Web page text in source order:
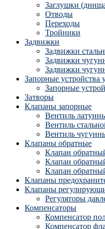
Заглушки
Отводы
Переходы
Тройники
Задвижки
Задвижки
Задвижки
Задвижки
Запорные устройства
Запорные
Затворы
Клапаны запорные
Вентиль
Вентиль
Вентиль
Клапаны обратные
Клапан
Клапан
Клапан
Клапаны
Клапаны
Регуляторы
Компенсаторы
Компенсатор
Компенсатор